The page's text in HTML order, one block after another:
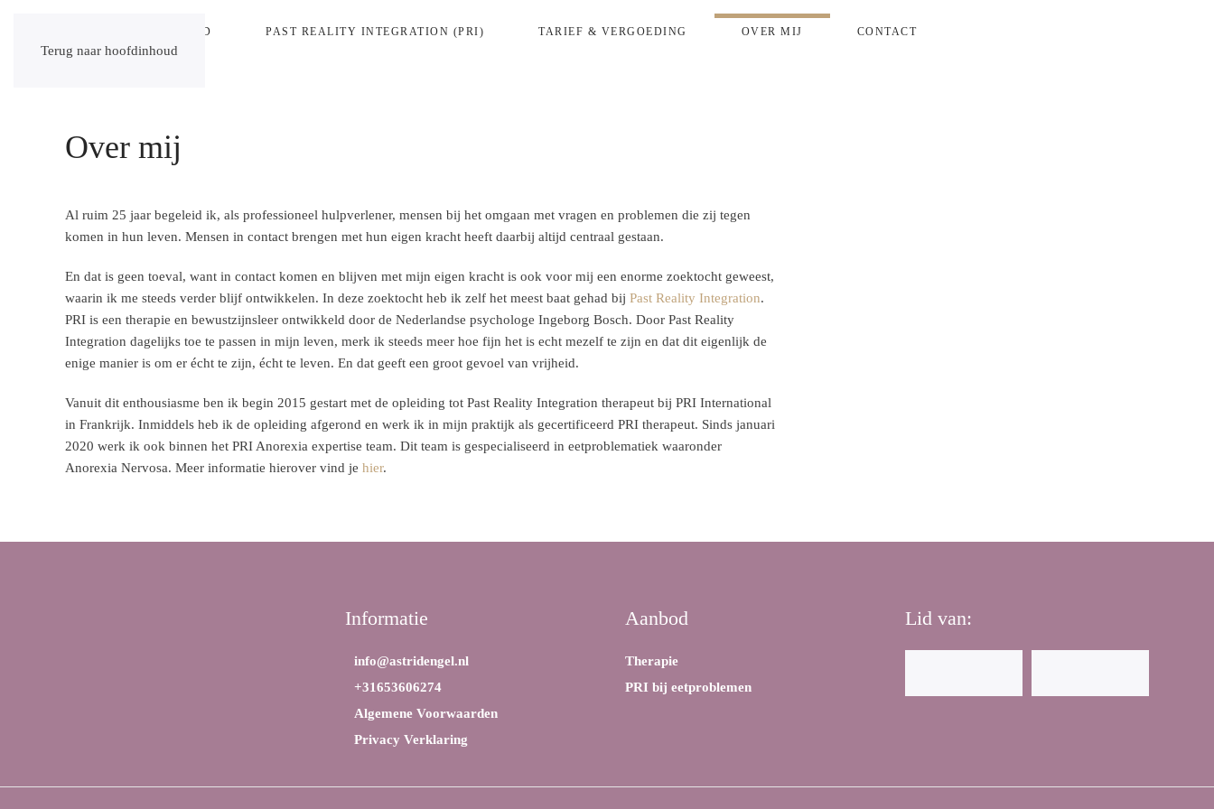
Terug naar hoofdinhoud
AANBOD PAST REALITY INTEGRATION (PRI) TARIEF & VERGOEDING OVER MIJ CONTACT
Over mij
Al ruim 25 jaar begeleid ik, als professioneel hulpverlener, mensen bij het omgaan met vragen en problemen die zij tegen
komen in hun leven. Mensen in contact brengen met hun eigen kracht heeft daarbij altijd centraal gestaan.
En dat is geen toeval, want in contact komen en blijven met mijn eigen kracht is ook voor mij een enorme zoektocht geweest,
waarin ik me steeds verder blijf ontwikkelen. In deze zoektocht heb ik zelf het meest baat gehad bij Past Reality Integration.
PRI is een therapie en bewustzijnsleer ontwikkeld door de Nederlandse psychologe Ingeborg Bosch. Door Past Reality
Integration dagelijks toe te passen in mijn leven, merk ik steeds meer hoe fijn het is echt mezelf te zijn en dat dit eigenlijk de
enige manier is om er écht te zijn, écht te leven. En dat geeft een groot gevoel van vrijheid.
Vanuit dit enthousiasme ben ik begin 2015 gestart met de opleiding tot Past Reality Integration therapeut bij PRI International
in Frankrijk. Inmiddels heb ik de opleiding afgerond en werk ik in mijn praktijk als gecertificeerd PRI therapeut. Sinds januari
2020 werk ik ook binnen het PRI Anorexia expertise team. Dit team is gespecialiseerd in eetproblematiek waaronder
Anorexia Nervosa. Meer informatie hierover vind je hier.
Informatie
info@astridengel.nl
+31653606274
Algemene Voorwaarden
Privacy Verklaring
Aanbod
Therapie
PRI bij eetproblemen
Lid van: